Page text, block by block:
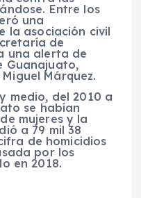
Entre los
una
la asociación civil
de
una alerta de
Guanajuato,
Márquez.
medio, del 2010 a
se habían
mujeres y la
a 79 mil 38
de homicidios
por los
en 2018.